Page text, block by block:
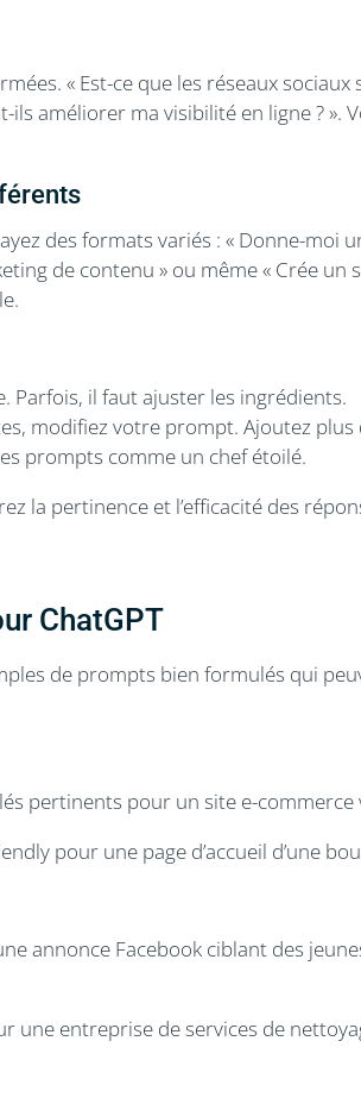
« Est-ce que les réseaux
ils améliorer ma visibilité en ligne ? ».
des formats variés : « Donne-moi
de contenu » ou même « Crée
Parfois, il faut ajuster les ingrédients.
modifiez votre prompt. Ajoutez
prompts comme un chef étoilé.
la pertinence et l’efficacité des
ChatGPT
de prompts bien formulés qui
pertinents pour un site e-
pour une page d’accueil d’une
annonce Facebook ciblant des
une entreprise de services de